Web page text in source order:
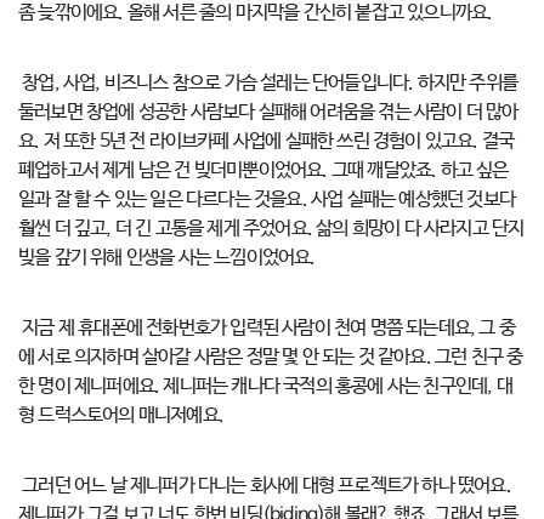
좀 늦깎이에요. 올해 서른 줄의 마지막을 간신히 붙잡고 있으니까요.
창업, 사업, 비즈니스 참으로 가슴 설레는 단어들입니다. 하지만 주위를
둘러보면 창업에 성공한 사람보다 실패해 어려움을 겪는 사람이 더 많아
요. 저 또한 5년 전 라이브카페 사업에 실패한 쓰린 경험이 있고요. 결국
폐업하고서 제게 남은 건 빚더미뿐이었어요. 그때 깨달았죠. 하고 싶은
일과 잘 할 수 있는 일은 다르다는 것을요. 사업 실패는 예상했던 것보다
훨씬 더 깊고, 더 긴 고통을 제게 주었어요. 삶의 희망이 다 사라지고 단지
빚을 갚기 위해 인생을 사는 느낌이었어요.
지금 제 휴대폰에 전화번호가 입력된 사람이 천여 명쯤 되는데요, 그 중
에 서로 의지하며 살아갈 사람은 정말 몇 안 되는 것 같아요. 그런 친구 중
한 명이 제니퍼에요. 제니퍼는 캐나다 국적의 홍콩에 사는 친구인데, 대
형 드럭스토어의 매니저예요.
그러던 어느 날 제니퍼가 다니는 회사에 대형 프로젝트가 하나 떴어요.